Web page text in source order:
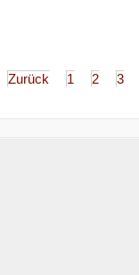
Zurück 1 2 3